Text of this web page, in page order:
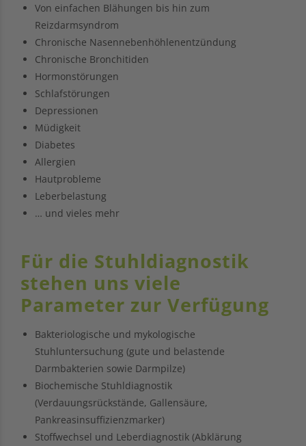
Von einfachen Blähungen bis hin zum
Reizdarmsyndrom
Chronische Nasennebenhöhlenentzündung
Chronische Bronchitiden
Hormonstörungen
Schlafstörungen
Depressionen
Müdigkeit
Diabetes
Allergien
Hautprobleme
Leberbelastung
… und vieles mehr
Für die Stuhldiagnostik
stehen uns viele
Parameter zur Verfügung
Bakteriologische und mykologische
Stuhluntersuchung (gute und belastende
Darmbakterien sowie Darmpilze)
Biochemische Stuhldiagnostik
(Verdauungsrückstände, Gallensäure,
Pankreasinsuffizienzmarker)
Stoffwechsel und Leberdiagnostik (Abklärung